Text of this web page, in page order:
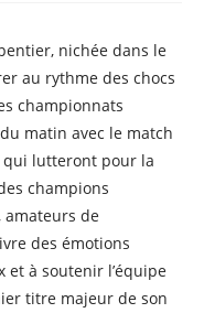
nichée dans le
au rythme des chocs
championnats
matin avec le match
qui lutteront pour la
champions
amateurs de
des émotions
et à soutenir l’équipe
titre majeur de son